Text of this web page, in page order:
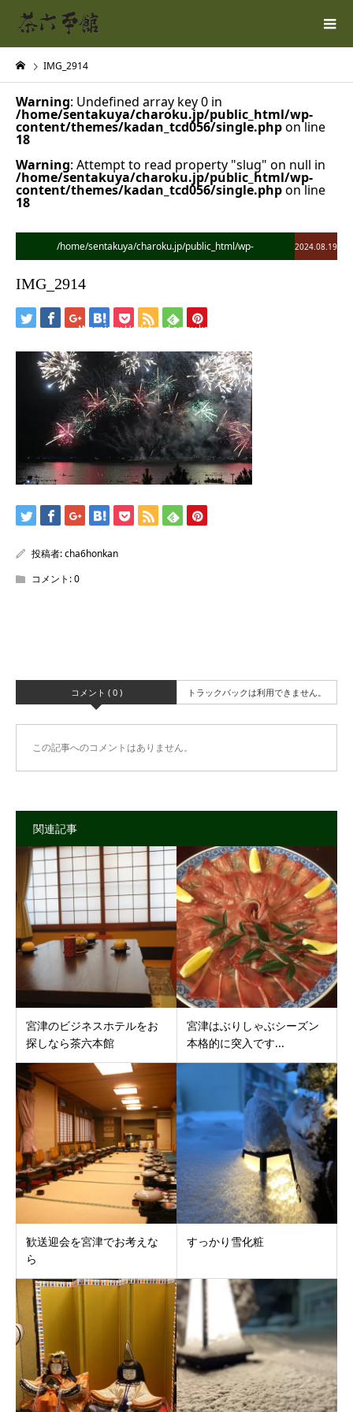
IMG_2914
Warning: Undefined array key 0 in
/home/sentakuya/charoku.jp/public_html/wp-
content/themes/kadan_tcd056/single.phpon line
18
Warning: Attempt to read property "slug" on null in
/home/sentakuya/charoku.jp/public_html/wp-
content/themes/kadan_tcd056/single.phpon line
18
/home/sentakuya/charoku.jp/public_html/wp-
Warning: Undefined array key 0 in
/home/sentakuya/charoku.jp/public_html/wp-
content/themes/kadan_tcd056/single.phpon line
Warning : Attempt to read property "name" on null in
/home/sentakuya/charoku.jp/public_html/wp-
2024.08.19
IMG_2914
投稿者:cha6honkan
コメント:0
コメント ( 0 ) トラックバックは利用できません。
この記事へのコメントはありません。
関連記事
宮津のビジネスホテルをお
探しなら茶六本館
宮津はぶりしゃぶシーズン
本格的に突入です...
歓送迎会を宮津でお考えな
ら
すっかり雪化粧